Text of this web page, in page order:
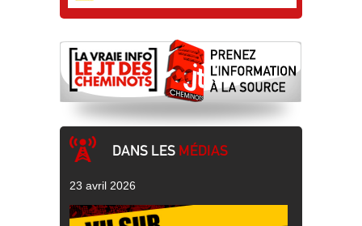
DANS LES MÉDIAS
23 avril 2026